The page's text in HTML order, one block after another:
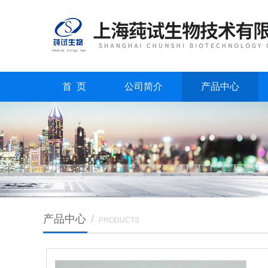
首 页 公司简介 产品中心
产品中心 / PRODUCTS